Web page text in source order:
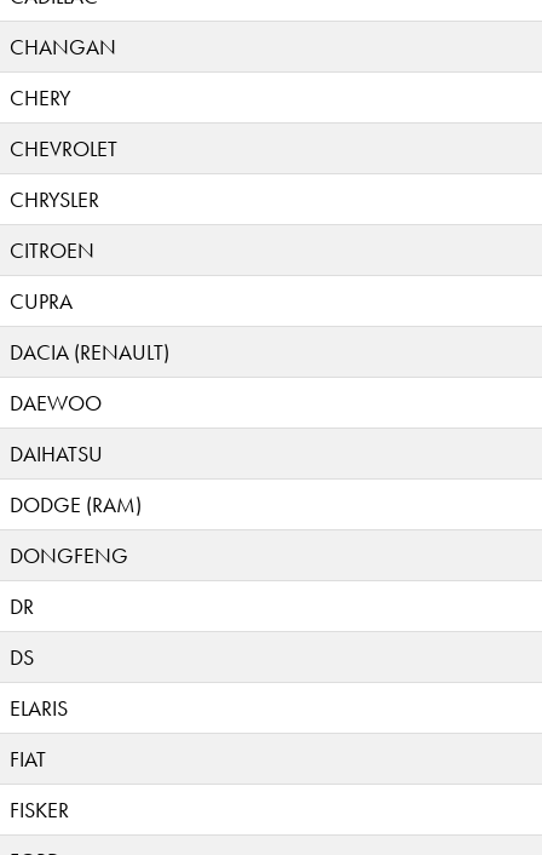
CHANGAN
CHERY
CHEVROLET
CHRYSLER
CITROEN
CUPRA
DACIA (RENAULT)
DAEWOO
DAIHATSU
DODGE (RAM)
DONGFENG
DR
DS
ELARIS
FIAT
FISKER